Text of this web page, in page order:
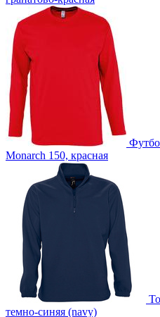
Monarch 150, красная
темно-синяя (navy)